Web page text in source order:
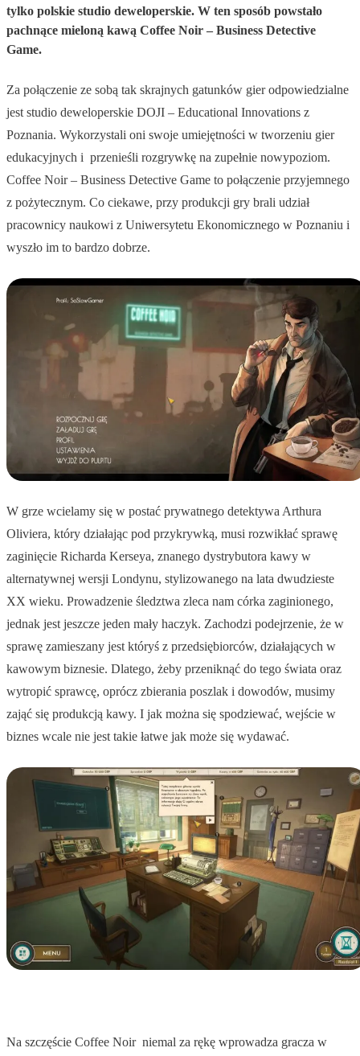
tylko polskie studio deweloperskie. W ten sposób powstało
pachnące mieloną kawą Coffee Noir – Business Detective
Game.
Za połączenie ze sobą tak skrajnych gatunków gier odpowiedzialne
jest studio deweloperskie DOJI – Educational Innovations z
Poznania. Wykorzystali oni swoje umiejętności w tworzeniu gier
edukacyjnych i przenieśli rozgrywkę na zupełnie nowypoziom.
Coffee Noir – Business Detective Game to połączenie przyjemnego
z pożytecznym. Co ciekawe, przy produkcji gry brali udział
pracownicy naukowi z Uniwersytetu Ekonomicznego w Poznaniu i
wyszło im to bardzo dobrze.
W grze wcielamy się w postać prywatnego detektywa Arthura
Oliviera, który działając pod przykrywką, musi rozwikłać sprawę
zaginięcie Richarda Kerseya, znanego dystrybutora kawy w
alternatywnej wersji Londynu, stylizowanego na lata dwudzieste
XX wieku. Prowadzenie śledztwa zleca nam córka zaginionego,
jednak jest jeszcze jeden mały haczyk. Zachodzi podejrzenie, że w
sprawę zamieszany jest któryś z przedsiębiorców, działających w
kawowym biznesie. Dlatego, żeby przeniknąć do tego świata oraz
wytropić sprawcę, oprócz zbierania poszlak i dowodów, musimy
zająć się produkcją kawy. I jak można się spodziewać, wejście w
biznes wcale nie jest takie łatwe jak może się wydawać.
Na szczęście Coffee Noir niemal za rękę wprowadza gracza w